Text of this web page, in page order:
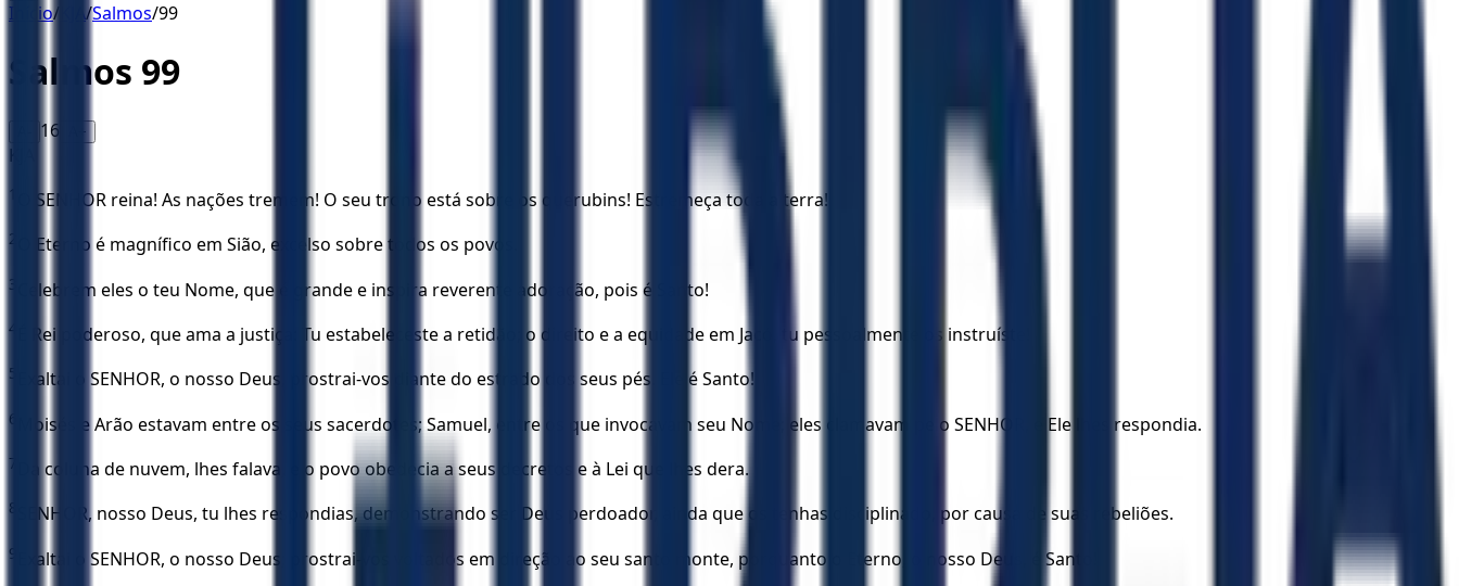
Início/ KJA/Salmos/99
Salmos 99
16 A+
KJA
1 O SENHOR reina! As nações tremem! O seu trono está sobre os querubins! Estremeça toda a terra!
2 O Eterno é magnífico em Sião, excelso sobre todos os povos.
3 Celebrem eles o teu Nome, que é grande e inspira reverente adoração, pois é Santo!
4 É Rei poderoso, que ama a justiça: Tu estabeleceste a retidão; o direito e a equidade em Jacó, tu pessoalmente os instruíste!
5 Exaltai o SENHOR, o nosso Deus, prostrai-vos diante do estrado dos seus pés. Ele é Santo!
6 Moisés e Arão estavam entre os seus sacerdotes; Samuel, entre os que invocavam seu Nome; eles clamavam pelo SENHOR, e Ele lhes respondia.
7 Da coluna de nuvem, lhes falava, e o povo obedecia a seus decretos e à Lei que lhes dera.
8 SENHOR, nosso Deus, tu lhes respondias, demonstrando ser Deus perdoador, ainda que os tenhas disciplinado, por causa de suas rebeliões.
9
Exaltai o SENHOR, o nosso Deus; prostrai-vos voltados em direção ao seu santo monte, porquanto o Eterno, o nosso Deus, é Santo!